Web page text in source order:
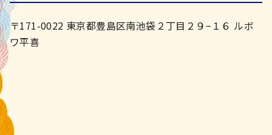
〒171-0022 東京都豊島区南池袋２丁目２９−１６ ルボ
ワ平喜